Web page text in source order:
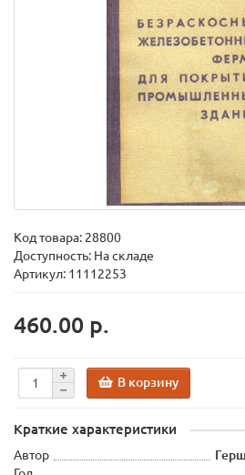
Код товара: 28800
Доступность: На складе
Артикул: 11112253
460.00 р.
В корзину
Краткие характеристики
Автор